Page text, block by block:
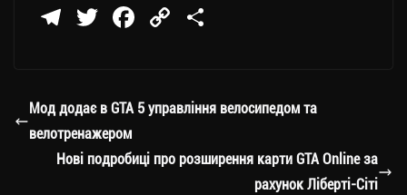
Te
a
m
T
er
Fa
ok
C
Li ли
ся
Мод додає в GTA 5 управління велосипедом та
велотренажером
Нові подробиці про розширення карти GTA Online за
рахунок Ліберті-Сіті